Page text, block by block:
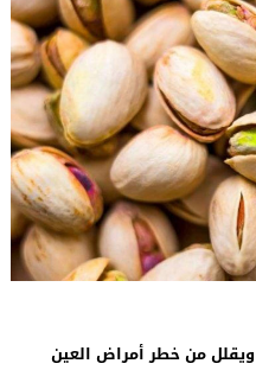
من خطر أمراض العين